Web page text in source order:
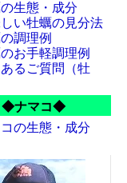
生態・成分
い牡蠣の見分法
調理例
お手軽調理例
るご質問（牡
◆ナマコ◆
の生態・成分